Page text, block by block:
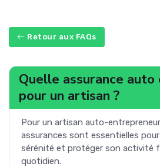
Retour aux FAQs
Quelle assurance
pour un artisan ?
Pour un artisan auto-
assurances sont essentielles
sérénité et protéger son activité
quotidien.